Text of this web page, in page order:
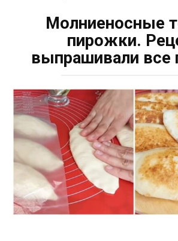
Молниеносные
пирожки.
выпрашивали все